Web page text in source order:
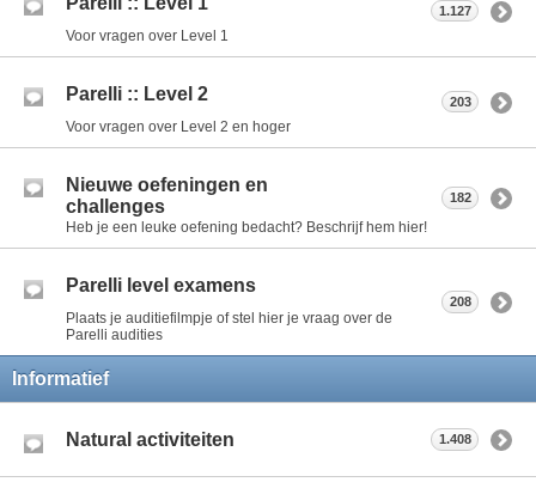
Voor vragen over Level 1
1.127
Parelli :: Level 2
Voor vragen over Level 2 en hoger
203
Nieuwe oefeningen en
challenges
Heb je een leuke oefening bedacht? Beschrijf hem hier!
182
Parelli level examens
Plaats je auditiefilmpje of stel hier je vraag over de
Parelli audities
208
Informatief
Natural activiteiten 1.408